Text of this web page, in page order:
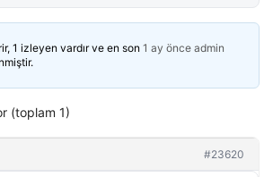
1 izleyen vardır ve en son 1 ay önce admin
(toplam 1)
#23620